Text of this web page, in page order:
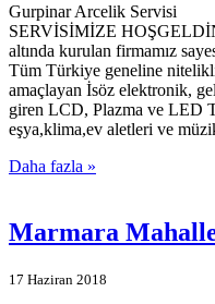
Gurpinar Arcelik
SERVİSİMİZE
altında kurulan firmamız
Tüm Türkiye geneline
amaçlayan İsöz elektronik,
giren LCD, Plazma ve LED
eşya,klima,ev aletleri ve
Daha fazla »
Marmara
17 Haziran 2018